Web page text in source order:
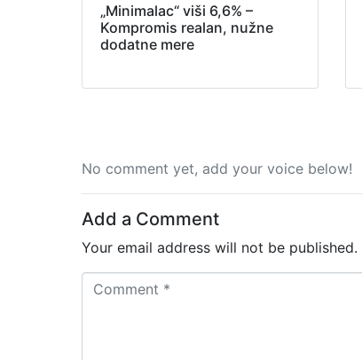
„Minimalac“ viši 6,6% –
Kompromis realan, nužne
dodatne mere
No comment yet, add your voice below!
Add a Comment
Your email address will not be published.